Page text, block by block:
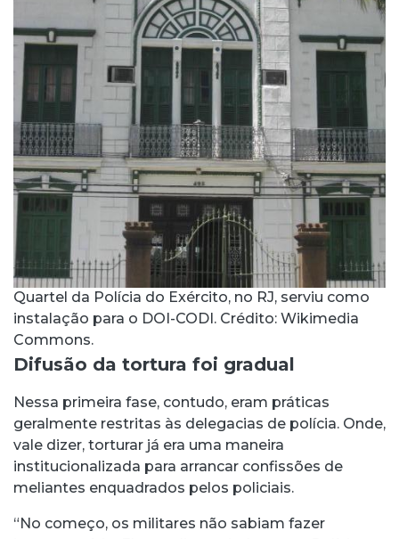
Quartel da Polícia do Exército, no RJ, serviu como
instalação para o DOI-CODI. Crédito: Wikimedia
Commons.
Difusão da tortura foi gradual
Nessa primeira fase, contudo, eram práticas
geralmente restritas às delegacias de polícia. Onde,
vale dizer, torturar já era uma maneira
institucionalizada para arrancar confissões de
meliantes enquadrados pelos policiais.
“No começo, os militares não sabiam fazer